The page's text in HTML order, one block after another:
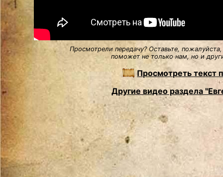
Просмотрели передачу? Оставьте,
поможет не только нам, но и
Просмотреть текст
Другие видео раздела